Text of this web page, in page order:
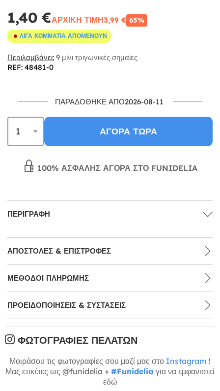
1,40 €ΑΡΧΙΚΉ ΤΙΜΉ3,99 € 65%
ΛΊΓΑ ΚΟΜΜΆΤΙΑ ΑΠΟΜΈΝΟΥΝ
Περιλαμβάνει: 9 μίνι τριγωνικές σημαίες
REF: 48481-0
ΠΑΡΑΔΌΘΗΚΕ ΑΠΌ2026-08-11
ΑΓΟΡΆ ΤΏΡΑ
100% ΑΣΦΑΛΉΣ ΑΓΟΡΆ ΣΤΟ FUNIDELIA
ΠΕΡΙΓΡΑΦΉ
ΑΠΟΣΤΟΛΈΣ & ΕΠΙΣΤΡΟΦΈΣ
ΜΕΘΌΔΟΙ ΠΛΗΡΩΜΉΣ
ΠΡΟΕΙΔΟΠΟΙΉΣΕΙΣ & ΣΥΣΤΆΣΕΙΣ
ΦΩΤΟΓΡΑΦΊΕΣ ΠΕΛΑΤΏΝ
Μοιράσου τις φωτογραφίες σου μαζί μας στο Instagram !
Μας ετικέτες ως @funidelia + #Funidelia για να εμφανιστεί
εδώ